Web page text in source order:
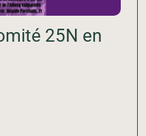
25N en